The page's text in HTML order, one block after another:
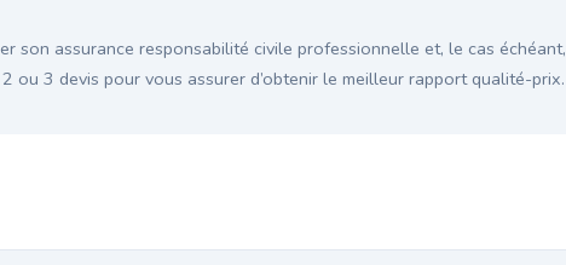
son assurance responsabilité civile professionnelle et, le cas échéant,
ou 3 devis pour vous assurer d’obtenir le meilleur rapport qualité-prix.